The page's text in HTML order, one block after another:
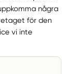
några
för den
vi inte